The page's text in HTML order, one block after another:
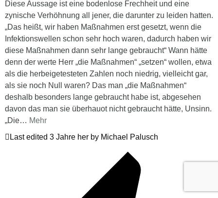
Diese Aussage ist eine bodenlose Frechheit und eine
zynische Verhöhnung all jener, die darunter zu leiden hatten.
„Das heißt, wir haben Maßnahmen erst gesetzt, wenn die
Infektionswellen schon sehr hoch waren, dadurch haben wir
diese Maßnahmen dann sehr lange gebraucht“ Wann hätte
denn der werte Herr „die Maßnahmen“ „setzen“ wollen, etwa
als die herbeigetesteten Zahlen noch niedrig, vielleicht gar,
als sie noch Null waren? Das man „die Maßnahmen“
deshalb besonders lange gebraucht habe ist, abgesehen
davon das man sie überhauot nicht gebraucht hätte, Unsinn.
„Die… Mehr
Last edited 3 Jahre her by Michael Palusch